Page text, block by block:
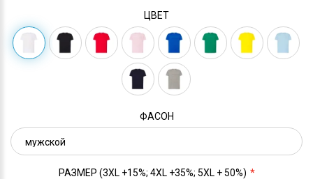
ЦВЕТ
ФАСОН
РАЗМЕР (3XL +15%; 4XL +35%; 5XL + 50%)